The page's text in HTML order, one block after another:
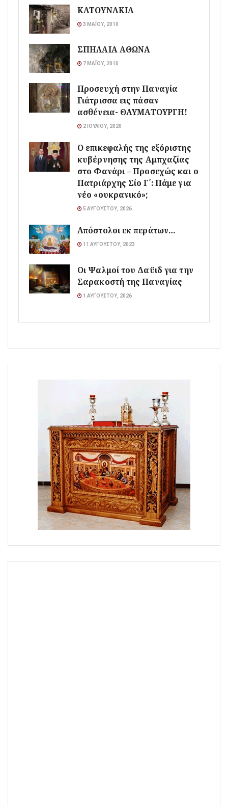
ΚΑΤΟΥΝΑΚΙΑ
3 ΜΑΪ́ΟΥ, 2010
ΣΠΗΛΑΙΑ ΑΘΩΝΑ
7 ΜΑΪ́ΟΥ, 2010
Προσευχή στην Παναγία
Γιάτρισσα εις πάσαν
ασθένεια- ΘΑΥΜΑΤΟΥΡΓΗ!
2 ΙΟΥΛΊΟΥ, 2020
Ο επικεφαλής της εξόριστης
κυβέρνησης της Αμπχαζίας
στο Φανάρι – Προσεχώς και ο
Πατριάρχης Σίο Γ΄: Πάμε για
νέο «ουκρανικό»;
5 ΑΥΓΟΎΣΤΟΥ, 2026
Απόστολοι εκ περάτων…
11 ΑΥΓΟΎΣΤΟΥ, 2023
Οι Ψαλμοί του Δαϋιδ για την
Σαρακοστή της Παναγίας
1 ΑΥΓΟΎΣΤΟΥ, 2026